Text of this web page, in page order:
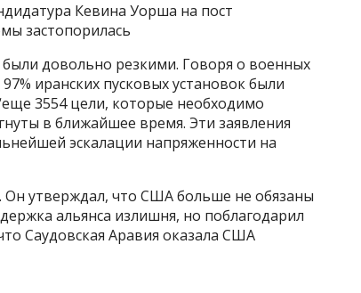
Кевина Уорша на пост
застопорилась
довольно резкими. Говоря о военных
иранских пусковых установок были
3554 цели, которые необходимо
в ближайшее время. Эти заявления
эскалации напряженности на
утверждал, что США больше не обязаны
альянса излишня, но поблагодарил
Саудовская Аравия оказала США